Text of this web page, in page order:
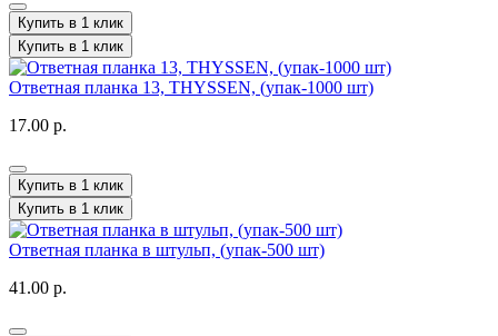
Купить в 1 клик
Купить в 1 клик
Ответная планка 13, THYSSEN, (упак-1000 шт)
17.00 р.
Купить в 1 клик
Купить в 1 клик
Ответная планка в штульп, (упак-500 шт)
41.00 р.